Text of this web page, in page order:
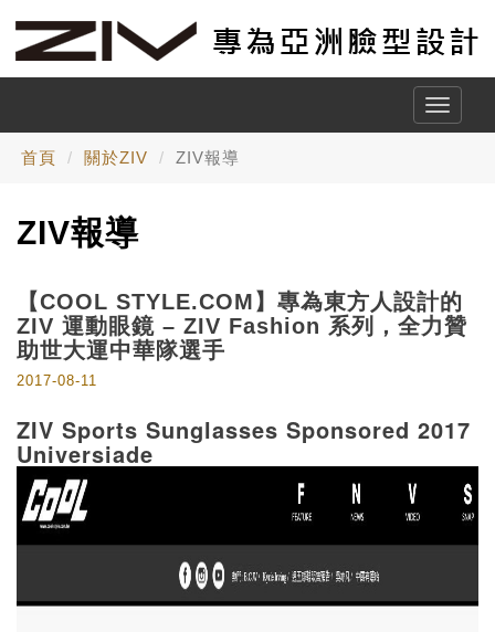
Toggle
首頁 關於ZIV ZIV報導
ZIV報導
【COOL STYLE.COM】專為東方人設計的
ZIV 運動眼鏡 – ZIV Fashion 系列，全力贊
助世大運中華隊選手
2017-08-11
ZIV Sports Sunglasses Sponsored 2017
Universiade